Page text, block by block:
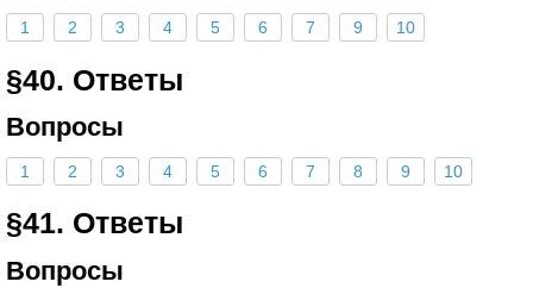
1 2 3 4 5 6 7 9 10
§40. Ответы
Вопросы
1 2 3 4 5 6 7 8 9 10
§41. Ответы
Вопросы